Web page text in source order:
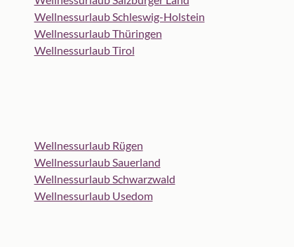
Wellnessurlaub Schleswig-Holstein
Wellnessurlaub Thüringen
Wellnessurlaub Tirol
Wellnessurlaub Rügen
Wellnessurlaub Sauerland
Wellnessurlaub Schwarzwald
Wellnessurlaub Usedom